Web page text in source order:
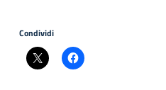
Condividi